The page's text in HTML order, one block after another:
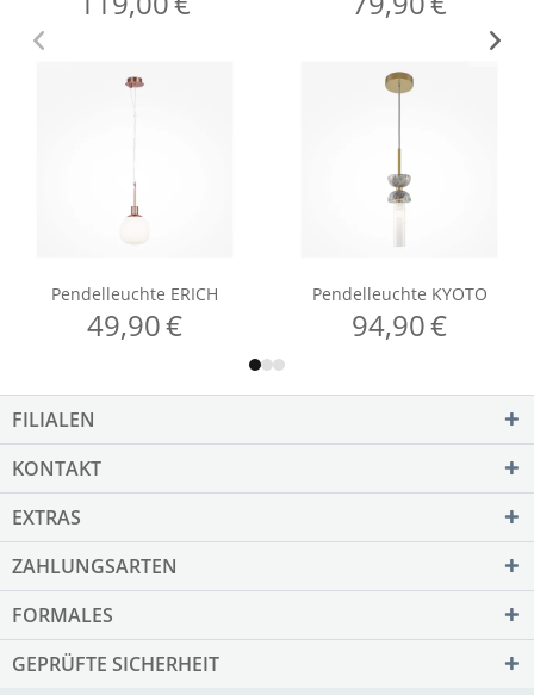
FILIALEN
KONTAKT
EXTRAS
ZAHLUNGSARTEN
FORMALES
GEPRÜFTE SICHERHEIT